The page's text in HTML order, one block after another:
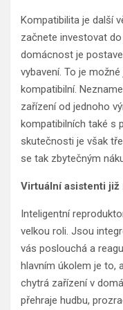
Kompatibilita je další
začnete investovat
domácnost je
vybavení. To je
kompatibilní.
zařízení od jednoho
kompatibilních také s
skutečnosti je však
se tak zbytečným
Virtuální asistenti
Inteligentní
velkou roli. Jsou
vás poslouchá a
hlavním úkolem je to,
chytrá zařízení v
přehraje hudbu,